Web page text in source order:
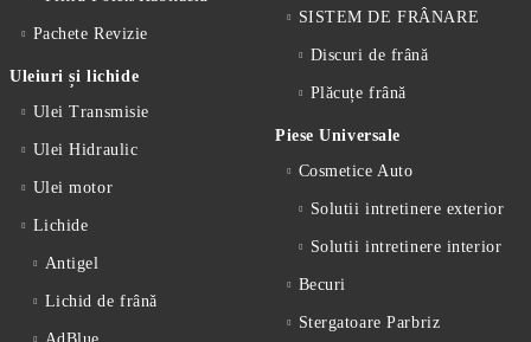
Pachete Revizie
Uleiuri și lichide
Ulei Transmisie
Ulei Hidraulic
Ulei motor
Lichide
Antigel
Lichid de frânǎ
SISTEM DE FRÂNARE
Discuri de frână
Plăcuțe frână
Piese Universale
Cosmetice Auto
Solutii intretinere exterior
Solutii intretinere interior
Becuri
Stergatoare Parbriz